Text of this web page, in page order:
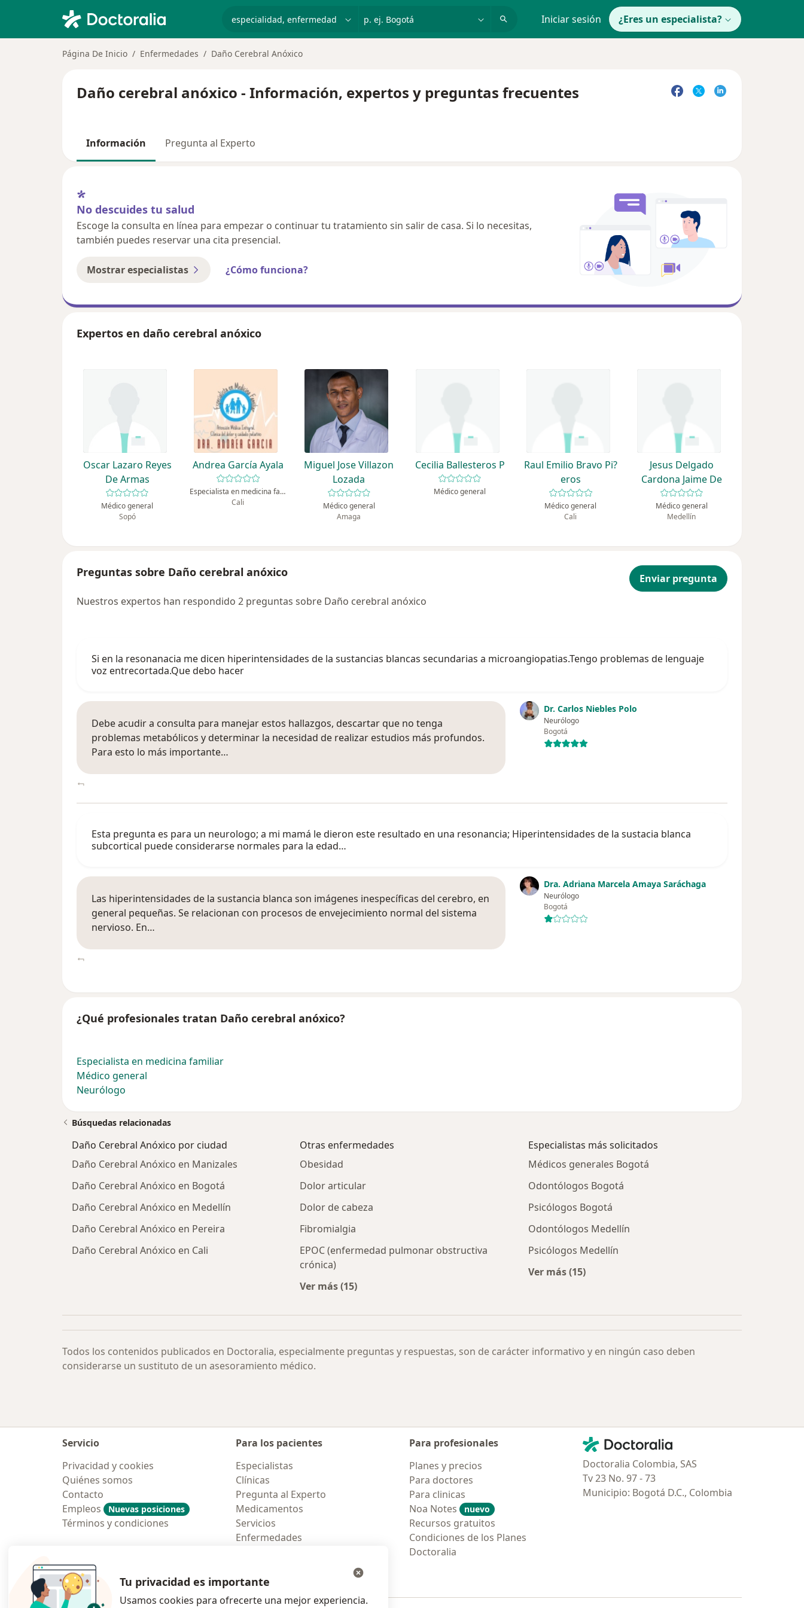
p. ej. Bogotá Iniciar sesión ¿Eres un especialista?
Página De Inicio Enfermedades Daño Cerebral Anóxico
Daño cerebral anóxico - Información, expertos y preguntas frecuentes
Información Pregunta al Experto
No descuides tu salud
Escoge la consulta en línea para empezar o continuar tu tratamiento sin salir de casa. Si lo necesitas,
también puedes reservar una cita presencial.
Mostrar especialistas ¿Cómo funciona?
Expertos en daño cerebral anóxico
Oscar Lazaro Reyes
De Armas
Médico general
Sopó
Andrea García Ayala
Especialista en medicina familiar, Terapeuta complementario, Especialista en medicina domiciliaria
Cali
Miguel Jose Villazon
Lozada
Médico general
Amaga
Cecilia Ballesteros P
Médico general
Raul Emilio Bravo Pi?
eros
Médico general
Cali
Jesus Delgado
Cardona Jaime De
Médico general
Medellín
Preguntas sobre Daño cerebral anóxico
Enviar pregunta
Nuestros expertos han respondido 2 preguntas sobre Daño cerebral anóxico
Si en la resonanacia me dicen hiperintensidades de la sustancias blancas secundarias a microangiopatias.Tengo problemas de lenguaje
voz entrecortada.Que debo hacer
Dr. Carlos Niebles Polo
Neurólogo
Bogotá
Debe acudir a consulta para manejar estos hallazgos, descartar que no tenga
problemas metabólicos y determinar la necesidad de realizar estudios más profundos.
Para esto lo más importante…
Esta pregunta es para un neurologo; a mi mamá le dieron este resultado en una resonancia; Hiperintensidades de la sustacia blanca
subcortical puede considerarse normales para la edad…
Dra. Adriana Marcela Amaya Saráchaga
Neurólogo
Bogotá
Las hiperintensidades de la sustancia blanca son imágenes inespecíficas del cerebro, en
general pequeñas. Se relacionan con procesos de envejecimiento normal del sistema
nervioso. En…
¿Qué profesionales tratan Daño cerebral anóxico?
Especialista en medicina familiar
Médico general
Neurólogo
Búsquedas relacionadas
Daño Cerebral Anóxico por ciudad
Daño Cerebral Anóxico en Manizales
Daño Cerebral Anóxico en Bogotá
Daño Cerebral Anóxico en Medellín
Daño Cerebral Anóxico en Pereira
Daño Cerebral Anóxico en Cali
Otras enfermedades
Obesidad
Dolor articular
Dolor de cabeza
Fibromialgia
EPOC (enfermedad pulmonar obstructiva
crónica)
Ver más (15)
Especialistas más solicitados
Médicos generales Bogotá
Odontólogos Bogotá
Psicólogos Bogotá
Odontólogos Medellín
Psicólogos Medellín
Ver más (15)
Todos los contenidos publicados en Doctoralia, especialmente preguntas y respuestas, son de carácter informativo y en ningún caso deben
considerarse un sustituto de un asesoramiento médico.
Servicio
Privacidad y cookies
Quiénes somos
Contacto
Empleos
Nuevas posiciones
Términos y condiciones
Para los pacientes
Especialistas
Clínicas
Pregunta al Experto
Medicamentos
Servicios
Enfermedades
Para profesionales
Planes y precios
Para doctores
Para clinicas
Noa Notes
nuevo
Recursos gratuitos
Condiciones de los Planes
Doctoralia
Contacto
Doctoralia - Página de inicio
Doctoralia Colombia, SAS
Tv 23 No. 97 - 73
Municipio: Bogotá D.C., Colombia
Tu privacidad es importante
Usamos cookies para ofrecerte una mejor experiencia.